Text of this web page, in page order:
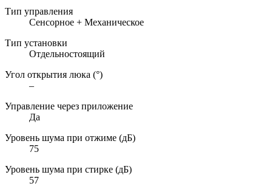
Тип управления
Сенсорное + Механическое
Тип установки
Отдельностоящий
Угол открытия люка (°)
–
Управление через приложение
Да
Уровень шума при отжиме (дБ)
75
Уровень шума при стирке (дБ)
57